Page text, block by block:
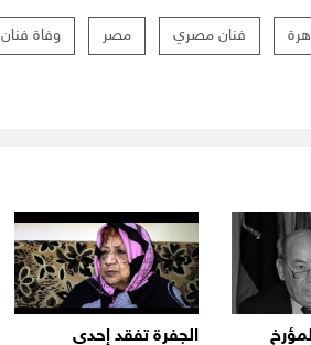
فنان مصري مصر وفاة فنان
الجفرة تفقد إحدى